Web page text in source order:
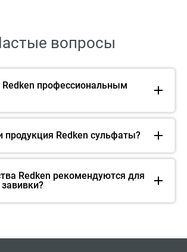
вопросы
Redken профессиональным
продукция Redken сульфаты?
Redken рекомендуются для